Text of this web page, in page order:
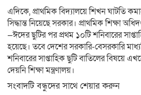
এদিকে, প্রাথমিক বিদ্যালয়ে শিখন ঘাটতি
সিদ্ধান্ত নিয়েছে সরকার। প্রাথমিক শিক্ষা
—ঈদের ছুটির পর প্রথম ১০টি শনিবারের
হয়েছে। তবে দেশের সরকারি-বেসরকারি
শনিবারের সাপ্তাহিক ছুটি বাতিলের বিষয়ে
দেয়নি শিক্ষা মন্ত্রণালয়।
সংবাদটি বন্ধুদের সাথে শেয়ার করুন